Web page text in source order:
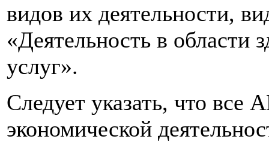
видов их деятельности,
«Деятельность в области
услуг».
Следует указать, что
экономической